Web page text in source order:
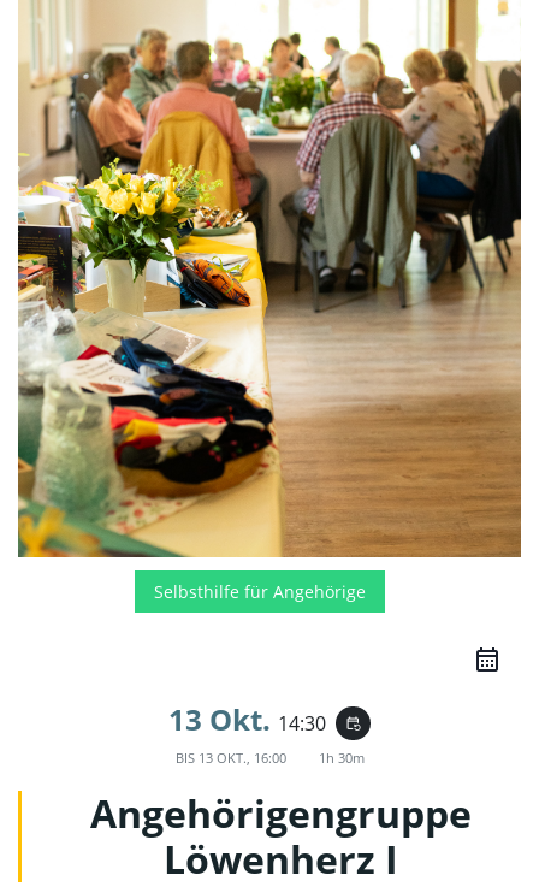
Selbsthilfe für Angehörige
13 Okt. 14:30 event_repeat
BIS 13 OKT., 16:00 1h 30m
Angehörigengruppe
Löwenherz I